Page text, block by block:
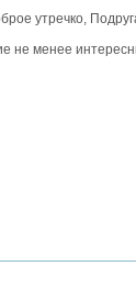
утречко,
не менее